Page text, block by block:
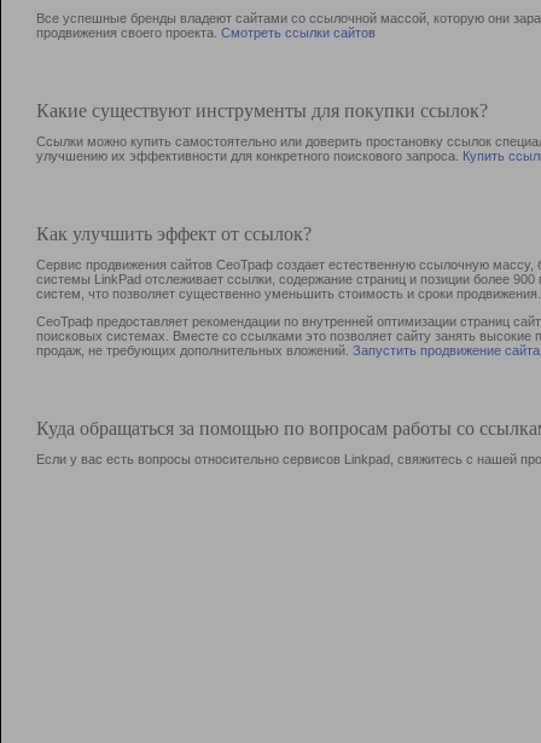
Все успешные бренды владеют сайтами со ссылочной массой, которую они
продвижения своего проекта. Смотреть ссылки сайтов
Какие существуют инструменты для покупки ссылок?
Ссылки можно купить самостоятельно или доверить простановку ссылок
улучшению их эффективности для конкретного поискового запроса. Купить
Как улучшить эффект от ссылок?
Сервис продвижения сайтов СеоТраф создает естественную ссылочную
системы LinkPad отслеживает ссылки, содержание страниц и позиции более
систем, что позволяет существенно уменьшить стоимость и сроки продвижения.
СеоТраф предоставляет рекомендации по внутренней оптимизации страниц
поисковых системах. Вместе со ссылками это позволяет сайту занять
продаж, не требующих дополнительных вложений. Запустить продвижение сайта
Куда обращаться за помощью по вопросам работы со
Если у вас есть вопросы относительно сервисов Linkpad, свяжитесь с нашей